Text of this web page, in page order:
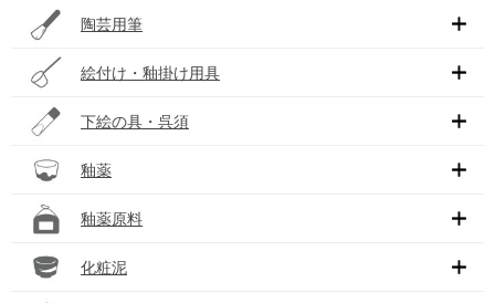
陶芸用筆
絵付け・釉掛け用具
下絵の具・呉須
釉薬
釉薬原料
化粧泥